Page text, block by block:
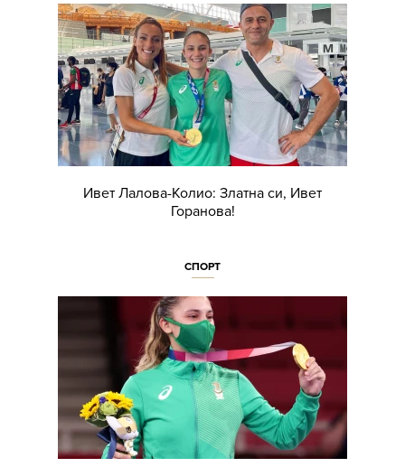
Ивет Лалова-Колио: Златна си, Ивет
Горанова!
СПОРТ